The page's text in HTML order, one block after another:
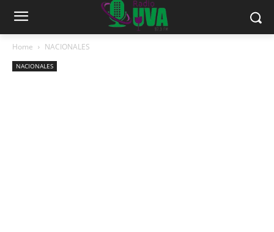
Home NACIONALES
NACIONALES